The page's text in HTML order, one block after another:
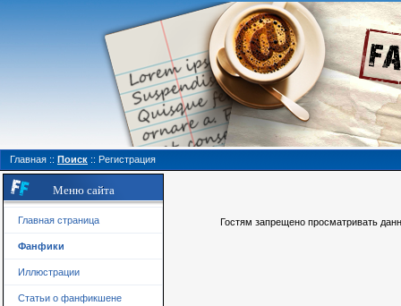
Главная :: Поиск :: Регистрация
Меню сайта
Главная страница
Фанфики
Иллюстрации
Статьи о фанфикшене
Гостям запрещено просматривать